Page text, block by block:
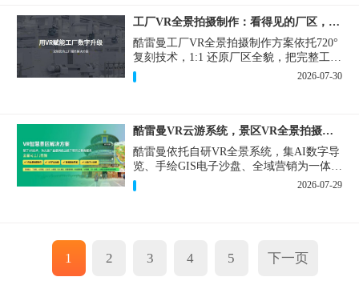
工厂VR全景拍摄制作：看得见的厂区，省下来的成本
酷雷曼工厂VR全景拍摄制作方案依托720°
复刻技术，1:1 还原厂区全貌，把完整工厂
搬进手机、电脑大屏，既是工厂对外拓客
的数字化名片，也是内部管理、人员培训
2026-07-30
酷雷曼VR云游系统，景区VR全景拍摄制作一站式落地
酷雷曼依托自研VR全景系统，集AI数字导
览、手绘GIS电子沙盘、全域营销为一体，
打造从VR全景拍摄制作到成熟VR云游落
地案例。
2026-07-29
1 2 3 4 5 下一页